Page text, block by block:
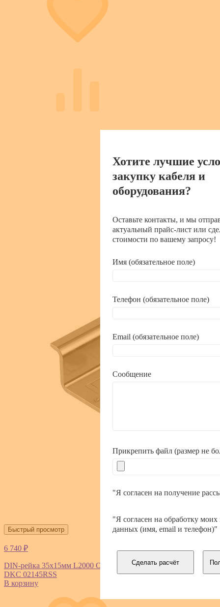
Быстрый просмотр
6 740 ₽
DIN-рейка 35х15мм L2000 OMEGA 3А с насечкой нерж. сталь
DKC 02145RSS
В корзину
Хотите лучшие
закупку кабеля и
оборудования?
Оставьте контакты, и мы
актуальный прайс-лист или
стоимости по вашему запросу!
Имя (обязательное поле)
Телефон (обязательное поле)
Email (обязательное поле)
Сообщение
Прикрепить файл (размер не
"Я согласен на получение
"Я согласен на обработку
данных (имя, email и телефон)"
Сделать расчёт